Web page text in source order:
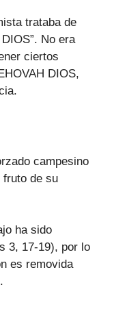
trataba de
No era
ciertos
DIOS,
campesino
fruto de su
ha sido
3, 17-19), por lo
es removida